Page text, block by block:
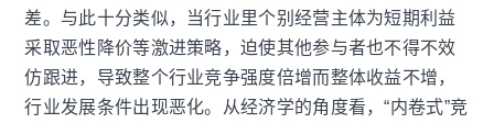
差。与此十分类似，当行业里个别经营主体为短期利益
采取恶性降价等激进策略，迫使其他参与者也不得不效
仿跟进，导致整个行业竞争强度倍增而整体收益不增，
行业发展条件出现恶化。从经济学的角度看，“内卷式”竞